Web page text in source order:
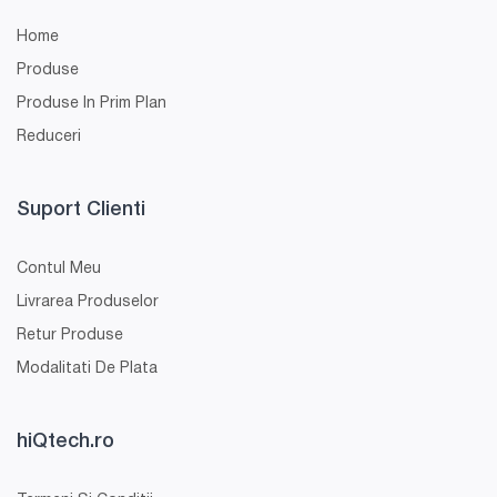
Home
Produse
Produse In Prim Plan
Reduceri
Suport Clienti
Contul Meu
Livrarea Produselor
Retur Produse
Modalitati De Plata
hiQtech.ro